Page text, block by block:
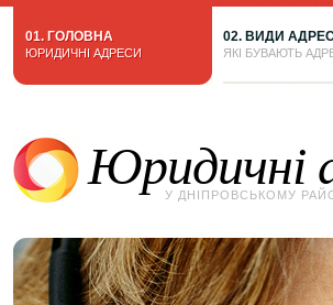
01. ГОЛОВНА
ЮРИДИЧНІ АДРЕСИ
02. ВИДИ
ЯКІ БУВАЮТЬ
Юридичні
У ДНІПРОВСЬКОМУ